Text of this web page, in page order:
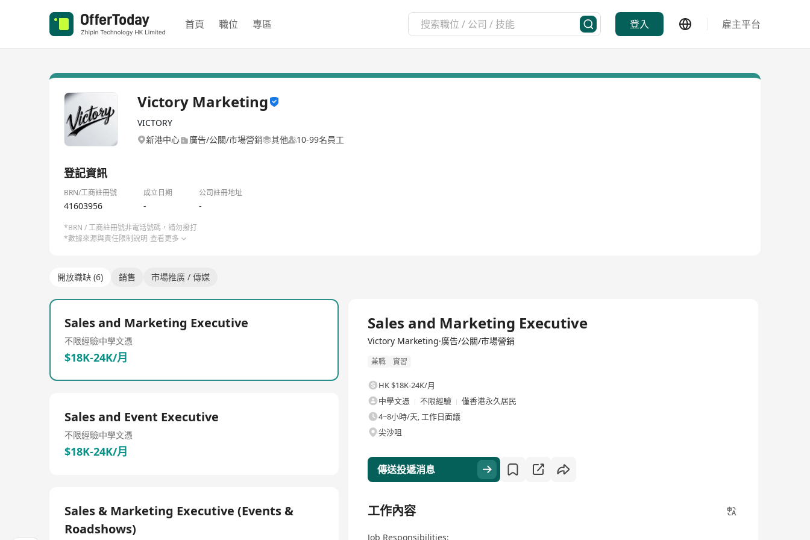
首頁 職位 專區 登入 雇主平台
Victory Marketing
VICTORY
新港中心
廣告/公關/市場營銷 其他 10-99名員工
登記資訊
BRN/工商註冊號 成立日期 公司註冊地址
41603956 - -
*BRN / 工商註冊號非電話號碼，請勿撥打
*數據來源與責任限制說明 查看更多
開放職缺 (6) 銷售 市場推廣 / 傳媒
Sales and Marketing Executive
不限經驗中學文憑
$18K-24K/月
Sales and Event Executive
不限經驗中學文憑
$18K-24K/月
Sales & Marketing Executive (Events &
Roadshows)
Sales and Marketing Executive
Victory Marketing·廣告/公關/市場營銷
兼職 實習
HK $18K-24K/月
中學文憑
不限經驗
僅香港永久居民
4~8小時/天, 工作日面議
尖沙咀
傳送投遞消息
工作內容
Job Responsibilities: